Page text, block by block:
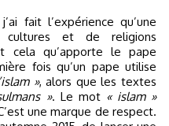
fait l’expérience qu’une
cultures et de religions
cela qu’apporte le pape
fois qu’un pape utilise
», alors que les textes
». Le mot « islam »
une marque de respect.